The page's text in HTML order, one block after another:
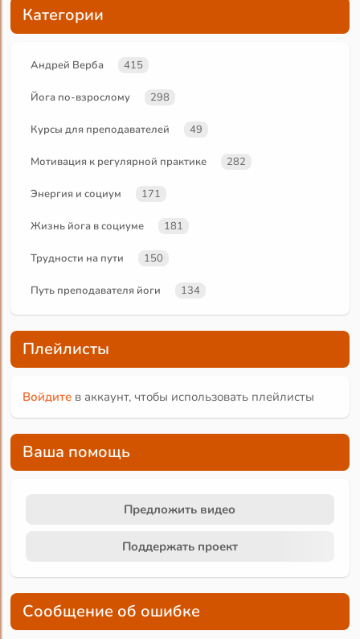
Категории
Андрей Верба 415
Йога по-взрослому 298
Курсы для преподавателей 49
Мотивация к регулярной практике 282
Энергия и социум 171
Жизнь йога в социуме 181
Трудности на пути 150
Путь преподавателя йоги 134
Плейлисты
Войдите в аккаунт, чтобы использовать плейлисты
Ваша помощь
Предложить видео
Поддержать проект
Сообщение об ошибке